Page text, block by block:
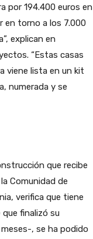
por 194.400 euros en
en torno a los 7.000
explican en
“Estas casas
viene lista en un kit
numerada y se
que recibe
Comunidad de
verifica que tiene
finalizó su
, se ha podido